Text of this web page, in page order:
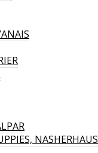
NASHERHAUS